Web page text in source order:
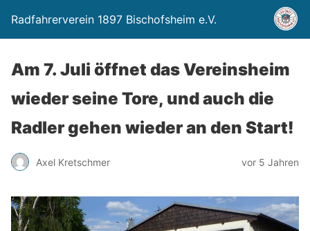
Radfahrerverein 1897 Bischofsheim e.V.
Am 7. Juli öffnet das Vereinsheim
wieder seine Tore, und auch die
Radler gehen wieder an den Start!
Axel Kretschmer vor 5 Jahren